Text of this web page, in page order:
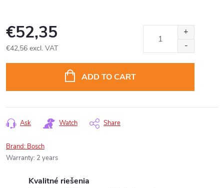
€52,35
€42,56 excl. VAT
ADD TO CART
Ask Watch Share
Brand: Bosch
Warranty: 2 years
Kvalitné riešenia